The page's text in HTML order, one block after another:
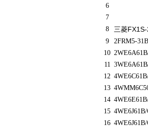
6
7
8
三菱
9
2FRM5-
10
11
12
13
14
15
16